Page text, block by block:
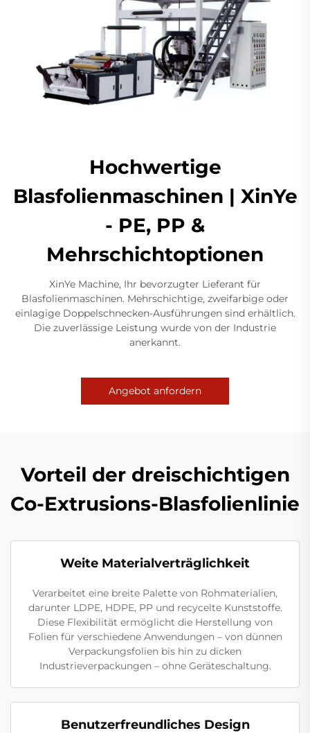
Hochwertige
Blasfolienmaschinen | XinYe
- PE, PP &
Mehrschichtoptionen
XinYe Machine, Ihr bevorzugter Lieferant für
Blasfolienmaschinen. Mehrschichtige, zweifarbige oder
einlagige Doppelschnecken-Ausführungen sind erhältlich.
Die zuverlässige Leistung wurde von der Industrie
anerkannt.
Angebot anfordern
Vorteil der dreischichtigen
Co-Extrusions-Blasfolienlinie
Weite Materialverträglichkeit
Verarbeitet eine breite Palette von Rohmaterialien,
darunter LDPE, HDPE, PP und recycelte Kunststoffe.
Diese Flexibilität ermöglicht die Herstellung von
Folien für verschiedene Anwendungen – von dünnen
Verpackungsfolien bis hin zu dicken
Industrieverpackungen – ohne Geräteschaltung.
Benutzerfreundliches Design